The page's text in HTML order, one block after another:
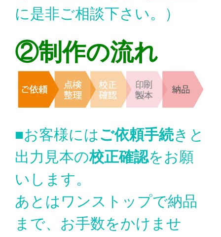
に是非ご相談下さい。）
②制作の流れ
■お客様には ご依頼手続きと
出力見本の校正確認をお願
いします。
あとはワンストップで納品
まで、お手数をかけませ